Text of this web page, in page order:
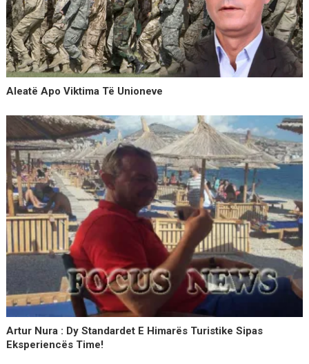
Aleatë Apo Viktima Të Unioneve
Artur Nura : Dy Standardet E Himarës Turistike Sipas
Eksperiencës Time!